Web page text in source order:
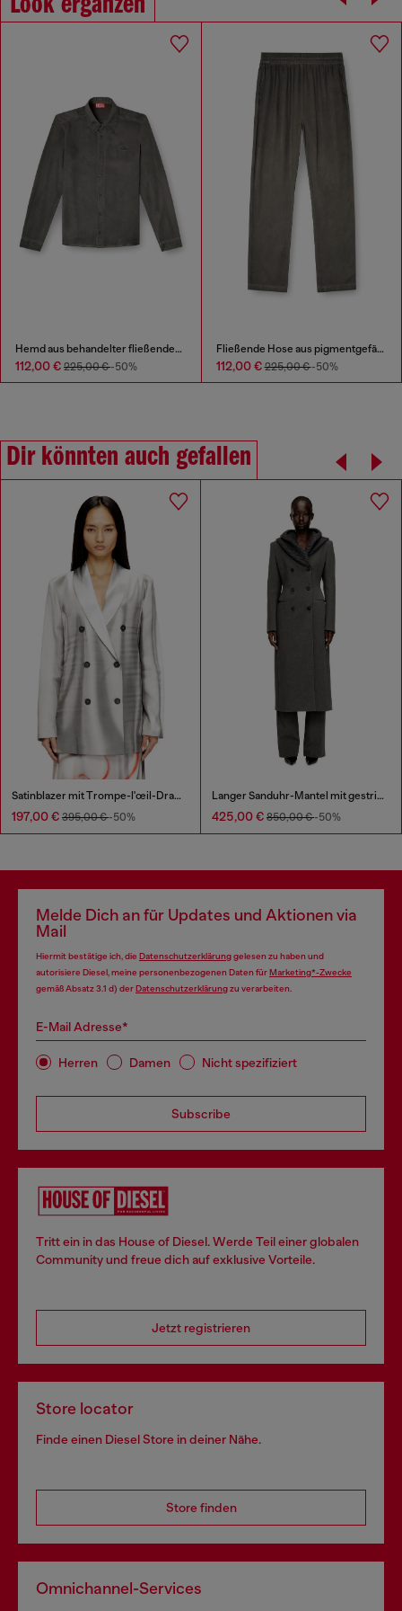
Hemd aus behandelter fließender Viskose
112,00 € 225,00 €-50%
Fließende Hose aus pigmentgefärbtem Satin
112,00 €225,00 €-50%
Dir könnten auch gefallen
Satinblazer mit Trompe-l'œil-Drapierung
197,00 € 395,00 €-50%
Langer Sanduhr-Mantel mit gestrickter Kapuzenhaube
425,00 € 850,00 €-50%
Melde Dich an für Updates und Aktionen via
Mail
Hiermit bestätige ich, die Datenschutzerklärunggelesen zu haben und
autorisiere Diesel, meine personenbezogenen Daten fürMarketing*-Zwecke
gemäß Absatz 3.1 d) derDatenschutzerklärungzu verarbeiten.
E-Mail Adresse*
Herren Damen Nicht spezifiziert
Subscribe
Tritt ein in das House of Diesel. Werde Teil einer globalen
Community und freue dich auf exklusive Vorteile.
Jetzt registrieren
Store locator
Finde einen Diesel Store in deiner Nähe.
Store finden
Omnichannel-Services